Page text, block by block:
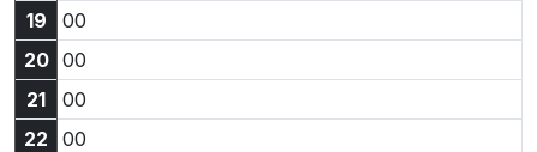
19
00
20 00
21
00
22
00